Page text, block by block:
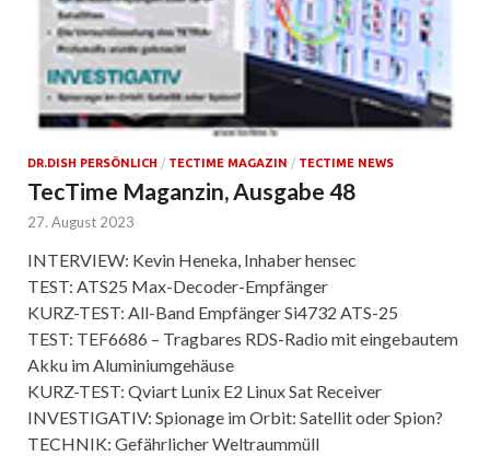
DR.DISH PERSÖNLICH / TECTIME MAGAZIN / TECTIME NEWS
TecTime Maganzin, Ausgabe 48
27. August 2023
INTERVIEW: Kevin Heneka, Inhaber hensec
TEST: ATS25 Max-Decoder-Empfänger
KURZ-TEST: All-Band Empfänger Si4732 ATS-25
TEST: TEF6686 – Tragbares RDS-Radio mit eingebautem
Akku im Aluminiumgehäuse
KURZ-TEST: Qviart Lunix E2 Linux Sat Receiver
INVESTIGATIV: Spionage im Orbit: Satellit oder Spion?
TECHNIK: Gefährlicher Weltraummüll